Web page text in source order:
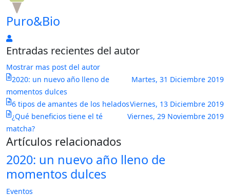
Puro&Bio
Puro&Bio
Entradas recientes del autor
Mostrar mas post del autor
Martes, 31 Diciembre 2019
2020: un nuevo año lleno de
momentos dulces
Viernes, 13 Diciembre 2019
6 tipos de amantes de los helados
Viernes, 29 Noviembre 2019
¿Qué beneficios tiene el té
matcha?
Artículos relacionados
2020: un nuevo año lleno de
momentos dulces
Eventos